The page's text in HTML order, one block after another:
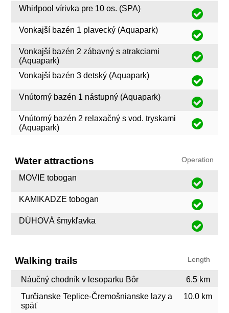
Whirlpool vírivka pre 10 os. (SPA)
Vonkajší bazén 1 plavecký (Aquapark)
Vonkajší bazén 2 zábavný s atrakciami
(Aquapark)
Vonkajší bazén 3 detský (Aquapark)
Vnútorný bazén 1 nástupný (Aquapark)
Vnútorný bazén 2 relaxačný s vod. tryskami
(Aquapark)
Water attractions Operation
MOVIE tobogan
KAMIKADZE tobogan
DÚHOVÁ šmykľavka
Walking trails Length
Náučný chodník v lesoparku Bôr
6.5 km
Turčianske Teplice-Čremošnianske lazy a
späť
10.0 km